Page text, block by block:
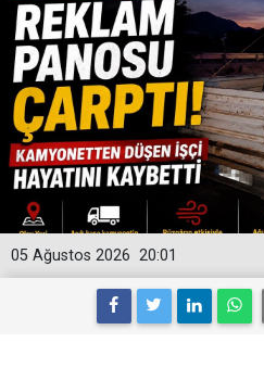
20:01
05 Ağustos 2026